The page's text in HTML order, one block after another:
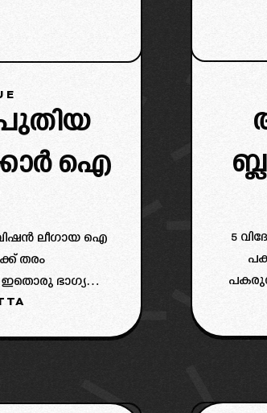
ഐ
ലീഗായ ഐ
തരം
ഭാഗ്യ
ചാമ്പ്യൻസ്
മികച്ച
5